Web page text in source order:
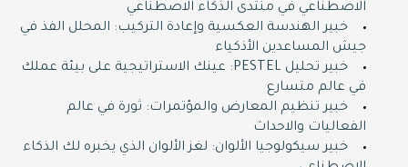
الاصطناعي في منتدى الذكاء الاصطناعي
خبير الهندسة العكسية وإعادة التركيب: المحلل الفذ في
جيش المساعدين الأذكياء
خبير تحليل PESTEL: عينك الاستراتيجية على بيئة عملك
في عالم متسارع
خبير تنظيم المعارض والمؤتمرات: ثورة في عالم
الفعاليات والاحداث
خبير سيكولوجيا الألوان: لغز الألوان الذي يخبره لك الذكاء